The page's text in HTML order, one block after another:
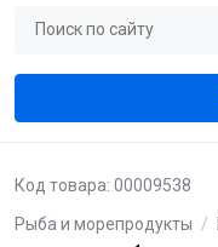
Рыба и морепродукты /
Код товара: 00009538